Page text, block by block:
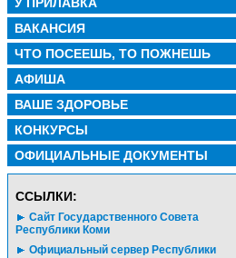
ВАКАНСИЯ
ЧТО ПОСЕЕШЬ, ТО ПОЖНЕШЬ
АФИША
ВАШЕ ЗДОРОВЬЕ
КОНКУРСЫ
ОФИЦИАЛЬНЫЕ ДОКУМЕНТЫ
CСЫЛКИ:
Сайт Государственного Совета
Республики Коми
Официальный сервер Республики